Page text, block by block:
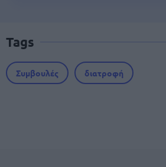
Tags
Συμβουλές διατροφή